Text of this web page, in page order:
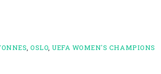
,OSLO ,UEFA WOMEN'S CHAMPIONS